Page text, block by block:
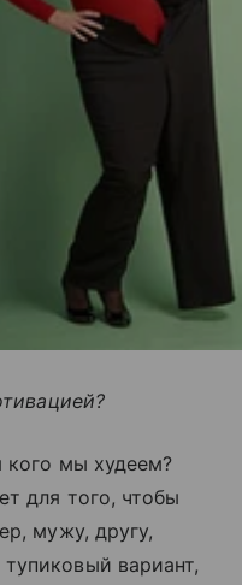
кого мы худеем?
для того, чтобы
мужу, другу,
вариант,